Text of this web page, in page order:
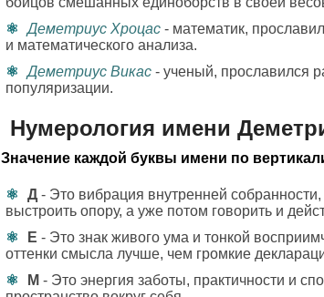
Деметриус Хроцас - математик,
и математического анализа.
Деметриус Викас - ученый, прославился
популяризации.
Нумерология имени
Значение каждой буквы имени по
Д - Это вибрация внутренней
выстроить опору, а уже потом говорить и
Е - Это знак живого ума и тонкой
оттенки смысла лучше, чем громкие
М - Это энергия заботы, практичности и